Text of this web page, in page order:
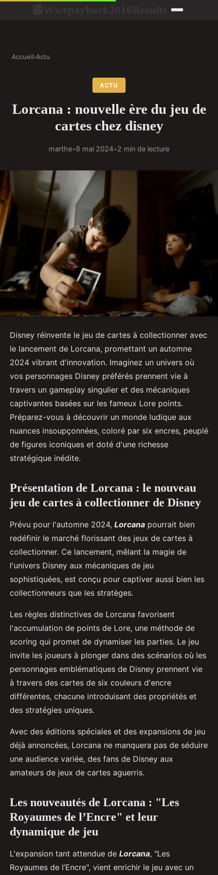
Accueil›Actu
ACTU
Lorcana : nouvelle ère du jeu de
cartes chez disney
marthe•6 mai 2024•2 min de lecture
Disney réinvente le jeu de cartes à collectionner avec
le lancement de Lorcana, promettant un automne
2024 vibrant d'innovation. Imaginez un univers où
vos personnages Disney préférés prennent vie à
travers un gameplay singulier et des mécaniques
captivantes basées sur les fameux Lore points.
Préparez-vous à découvrir un monde ludique aux
nuances insoupçonnées, coloré par six encres, peuplé
de figures iconiques et doté d'une richesse
stratégique inédite.
Présentation de Lorcana : le nouveau
jeu de cartes à collectionner de Disney
Prévu pour l'automne 2024, Lorcana pourrait bien
redéfinir le marché florissant des jeux de cartes à
collectionner. Ce lancement, mêlant la magie de
l'univers Disney aux mécaniques de jeu
sophistiquées, est conçu pour captiver aussi bien les
collectionneurs que les stratèges.
Les règles distinctives de Lorcana favorisent
l'accumulation de points de Lore, une méthode de
scoring qui promet de dynamiser les parties. Le jeu
invite les joueurs à plonger dans des scénarios où les
personnages emblématiques de Disney prennent vie
à travers des cartes de six couleurs d'encre
différentes, chacune introduisant des propriétés et
des stratégies uniques.
Avec des éditions spéciales et des expansions de jeu
déjà annoncées, Lorcana ne manquera pas de séduire
une audience variée, des fans de Disney aux
amateurs de jeux de cartes aguerris.
Les nouveautés de Lorcana : "Les
Royaumes de l’Encre" et leur
dynamique de jeu
L'expansion tant attendue de Lorcana, "Les
Royaumes de l’Encre", vient enrichir le jeu avec un